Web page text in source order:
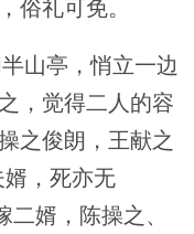
俗礼可免。
山亭，悄立一边
，觉得二人的容
之俊朗，王献之
婿，死亦无
二婿，陈操之、